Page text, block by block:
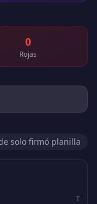
0
Rojas
solo firmó planilla
T